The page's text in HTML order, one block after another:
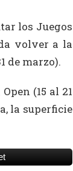
los Juegos
volver a la
de marzo).
(15 al 21
la superficie